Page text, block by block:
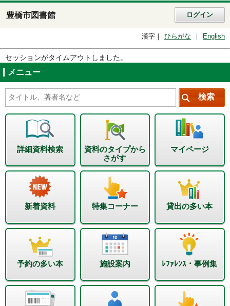
豊橋市図書館 ログイン
漢字 ひらがな English
セッションがタイムアウトしました。
メニュー
詳細資料検索
資料のタイプから
さがす
マイページ
新着資料 特集コーナー 貸出の多い本
予約の多い本 施設案内 ﾚﾌｧﾚﾝｽ・事例集